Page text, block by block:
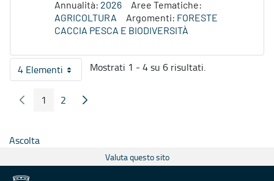
Annualità: 2026
Aree Tematiche:
AGRICOLTURA
Argomenti: FORESTE
CACCIA PESCA E BIODIVERSITÀ
4 ElementiPer pagina
Mostrati 1 - 4 su 6 risultati.
Pagina Precedente
Pagina
1 Pagina
2 Pagina Seguente
Ascolta
Valuta questo sito